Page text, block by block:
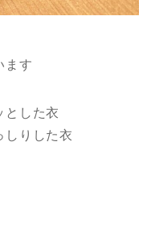
ます
とした衣
しりした衣